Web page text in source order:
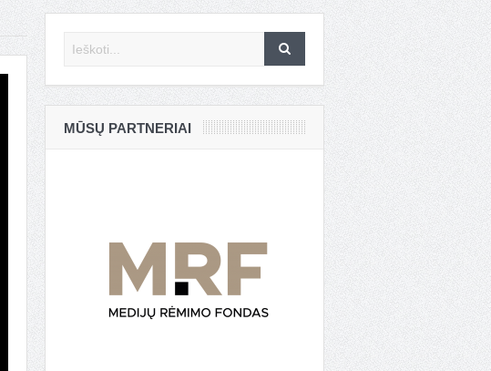
MŪSŲ PARTNERIAI